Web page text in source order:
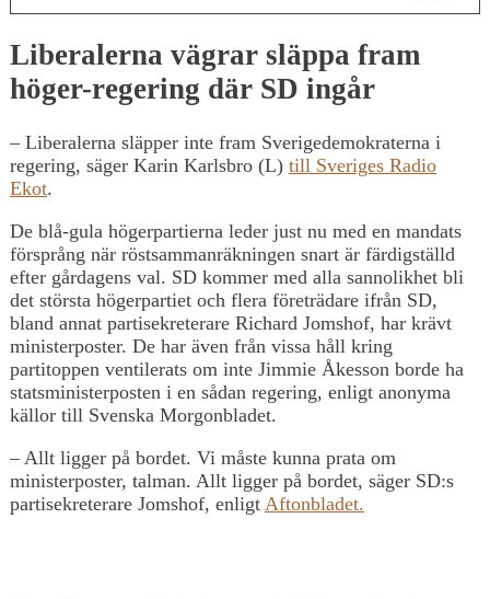
Liberalerna vägrar släppa fram
höger-regering där SD ingår
– Liberalerna släpper inte fram Sverigedemokraterna i
regering, säger Karin Karlsbro (L) till Sveriges Radio
Ekot.
De blå-gula högerpartierna leder just nu med en mandats
försprång när röstsammanräkningen snart är färdigställd
efter gårdagens val. SD kommer med alla sannolikhet bli
det största högerpartiet och flera företrädare ifrån SD,
bland annat partisekreterare Richard Jomshof, har krävt
ministerposter. De har även från vissa håll kring
partitoppen ventilerats om inte Jimmie Åkesson borde ha
statsministerposten i en sådan regering, enligt anonyma
källor till Svenska Morgonbladet.
– Allt ligger på bordet. Vi måste kunna prata om
ministerposter, talman. Allt ligger på bordet, säger SD:s
partisekreterare Jomshof, enligt Aftonbladet.